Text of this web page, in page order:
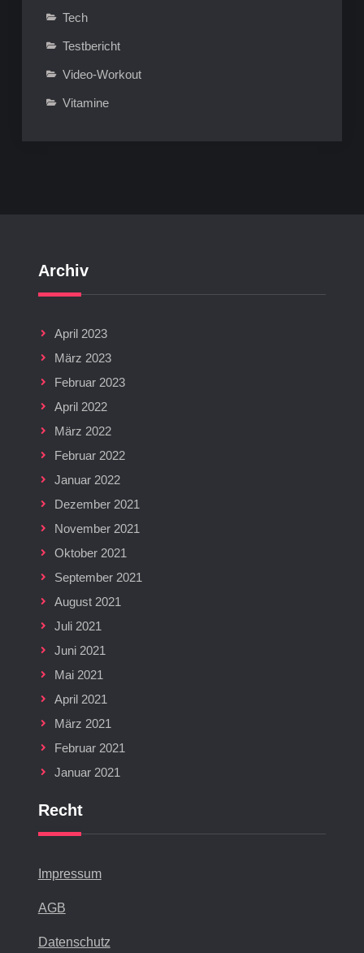
Tech
Testbericht
Video-Workout
Vitamine
Archiv
April 2023
März 2023
Februar 2023
April 2022
März 2022
Februar 2022
Januar 2022
Dezember 2021
November 2021
Oktober 2021
September 2021
August 2021
Juli 2021
Juni 2021
Mai 2021
April 2021
März 2021
Februar 2021
Januar 2021
Recht
Impressum
AGB
Datenschutz